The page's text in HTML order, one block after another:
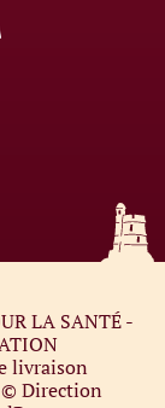
LA SANTÉ -
livraison
Direction